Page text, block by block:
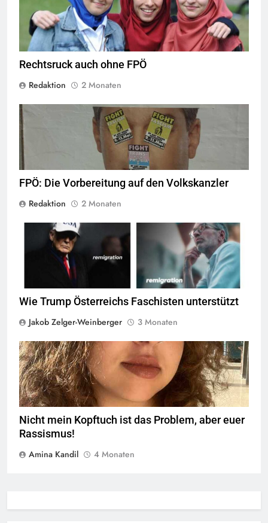
Quelle©CC-BY-2.0
Rechtsruck auch ohne FPÖ
Redaktion
2 Monaten
© linkswende.org, CC-BY-SA-1.0
FPÖ: Die Vorbereitung auf den Volkskanzler
Redaktion
2 Monaten
screenshot © Kontrast
Wie Trump Österreichs Faschisten unterstützt
Jakob Zelger-Weinberger
3 Monaten
Amina Kandil © linkswende.org, CC-BY-SA-1.0
Nicht mein Kopftuch ist das Problem, aber euer
Rassismus!
Amina Kandil
4 Monaten